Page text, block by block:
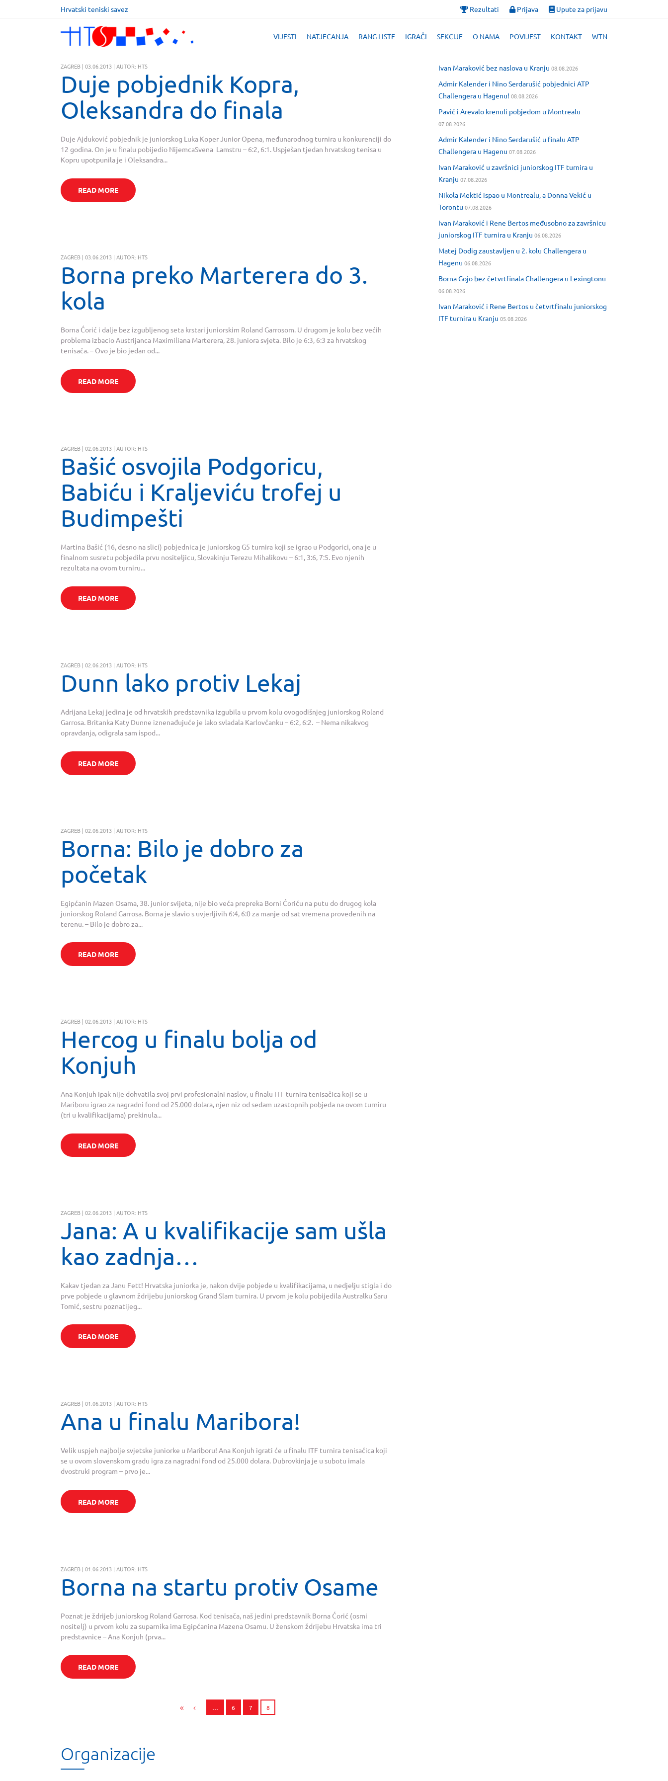
Hrvatski teniski savez Rezultati Prijava Upute za prijavu
VIJESTI NATJECANJA RANG LISTE IGRAČI SEKCIJE O NAMA POVIJEST KONTAKT WTN
ZAGREB | 03.06.2013 | AUTOR: HTS
Duje pobjednik Kopra,
Oleksandra do finala
Duje Ajduković pobjednik je juniorskog Luka Koper Junior Opena, međunarodnog turnira u konkurenciji do
12 godina. On je u finalu pobijedio NijemcaSvena Lamstru – 6:2, 6:1. Uspješan tjedan hrvatskog tenisa u
Kopru upotpunila je i Oleksandra...
READ MORE
ZAGREB | 03.06.2013 | AUTOR: HTS
Borna preko Marterera do 3.
kola
Borna Ćorić i dalje bez izgubljenog seta krstari juniorskim Roland Garrosom. U drugom je kolu bez većih
problema izbacio Austrijanca Maximiliana Marterera, 28. juniora svjeta. Bilo je 6:3, 6:3 za hrvatskog
tenisača. – Ovo je bio jedan od...
READ MORE
ZAGREB | 02.06.2013 | AUTOR: HTS
Bašić osvojila Podgoricu,
Babiću i Kraljeviću trofej u
Budimpešti
Martina Bašić (16, desno na slici) pobjednica je juniorskog G5 turnira koji se igrao u Podgorici, ona je u
finalnom susretu pobjedila prvu nositeljicu, Slovakinju Terezu Mihalikovu – 6:1, 3:6, 7:5. Evo njenih
rezultata na ovom turniru...
READ MORE
ZAGREB | 02.06.2013 | AUTOR: HTS
Dunn lako protiv Lekaj
Adrijana Lekaj jedina je od hrvatskih predstavnika izgubila u prvom kolu ovogodišnjeg juniorskog Roland
Garrosa. Britanka Katy Dunne iznenađujuće je lako svladala Karlovčanku – 6:2, 6:2. – Nema nikakvog
opravdanja, odigrala sam ispod...
READ MORE
ZAGREB | 02.06.2013 | AUTOR: HTS
Borna: Bilo je dobro za
početak
Egipćanin Mazen Osama, 38. junior svijeta, nije bio veća prepreka Borni Ćoriću na putu do drugog kola
juniorskog Roland Garrosa. Borna je slavio s uvjerljivih 6:4, 6:0 za manje od sat vremena provedenih na
terenu. – Bilo je dobro za...
READ MORE
ZAGREB | 02.06.2013 | AUTOR: HTS
Hercog u finalu bolja od
Konjuh
Ana Konjuh ipak nije dohvatila svoj prvi profesionalni naslov, u finalu ITF turnira tenisačica koji se u
Mariboru igrao za nagradni fond od 25.000 dolara, njen niz od sedam uzastopnih pobjeda na ovom turniru
(tri u kvalifikacijama) prekinula...
READ MORE
ZAGREB | 02.06.2013 | AUTOR: HTS
Jana: A u kvalifikacije sam ušla
kao zadnja…
Kakav tjedan za Janu Fett! Hrvatska juniorka je, nakon dvije pobjede u kvalifikacijama, u nedjelju stigla i do
prve pobjede u glavnom ždrijebu juniorskog Grand Slam turnira. U prvom je kolu pobijedila Australku Saru
Tomić, sestru poznatijeg...
READ MORE
ZAGREB | 01.06.2013 | AUTOR: HTS
Ana u finalu Maribora!
Velik uspjeh najbolje svjetske juniorke u Mariboru! Ana Konjuh igrati će u finalu ITF turnira tenisačica koji
se u ovom slovenskom gradu igra za nagradni fond od 25.000 dolara. Dubrovkinja je u subotu imala
dvostruki program – prvo je...
READ MORE
ZAGREB | 01.06.2013 | AUTOR: HTS
Borna na startu protiv Osame
Poznat je ždrijeb juniorskog Roland Garrosa. Kod tenisača, naš jedini predstavnik Borna Ćorić (osmi
nositelj) u prvom kolu za suparnika ima Egipćanina Mazena Osamu. U ženskom ždrijebu Hrvatska ima tri
predstavnice – Ana Konjuh (prva...
READ MORE
… 6 7 8
Ivan Maraković bez naslova u Kranju 08.08.2026
Admir Kalender i Nino Serdarušić pobjednici ATP
Challengera u Hagenu! 08.08.2026
Pavić i Arevalo krenuli pobjedom u Montrealu
07.08.2026
Admir Kalender i Nino Serdarušić u finalu ATP
Challengera u Hagenu 07.08.2026
Ivan Maraković u završnici juniorskog ITF turnira u
Kranju 07.08.2026
Nikola Mektić ispao u Montrealu, a Donna Vekić u
Torontu 07.08.2026
Ivan Maraković i Rene Bertos međusobno za završnicu
juniorskog ITF turnira u Kranju 06.08.2026
Matej Dodig zaustavljen u 2. kolu Challengera u
Hagenu 06.08.2026
Borna Gojo bez četvrtfinala Challengera u Lexingtonu
06.08.2026
Ivan Maraković i Rene Bertos u četvrtfinalu juniorskog
ITF turnira u Kranju 05.08.2026
Organizacije